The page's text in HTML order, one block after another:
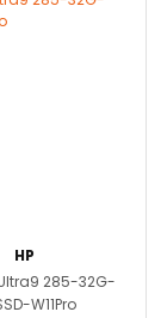
HP
Ultra9 285-32G-
W11Pro